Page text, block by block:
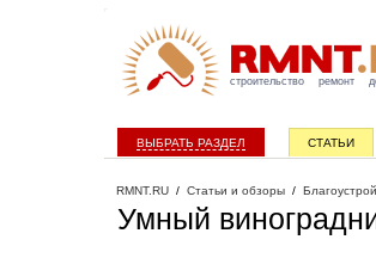
строительство ремонт
ВЫБРАТЬ РАЗДЕЛ СТАТЬИ
RMNT.RU / Статьи и обзоры /
Умный